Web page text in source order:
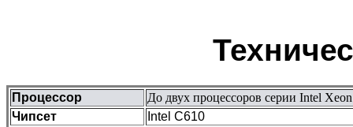
Процессор
До двух процессоров серии Intel
Чипсет
Intel C610